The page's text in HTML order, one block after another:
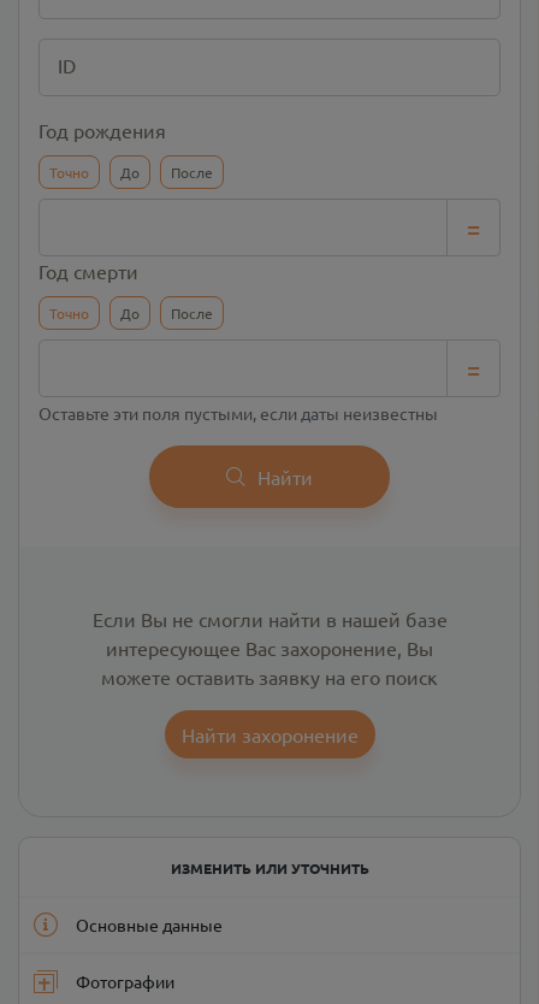
ID
Год рождения
Точно До После
=
Год смерти
Точно До После
=
Оставьте эти поля пустыми, если даты неизвестны
Найти
Если Вы не смогли найти в нашей базе
интересующее Вас захоронение, Вы
можете оставить заявку на его поиск
Найти захоронение
ИЗМЕНИТЬ ИЛИ УТОЧНИТЬ
Основные данные
Фотографии